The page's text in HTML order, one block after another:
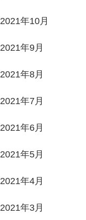
2021年10月
2021年9月
2021年8月
2021年7月
2021年6月
2021年5月
2021年4月
2021年3月